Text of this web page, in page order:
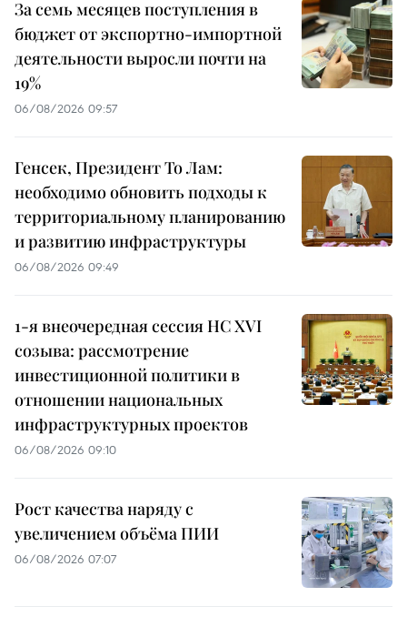
За семь месяцев поступления в
бюджет от экспортно-импортной
деятельности выросли почти на
19%
06/08/2026 09:57
Генсек, Президент То Лам:
необходимо обновить подходы к
территориальному планированию
и развитию инфраструктуры
06/08/2026 09:49
1-я внеочередная сессия НС XVI
созыва: рассмотрение
инвестиционной политики в
отношении национальных
инфраструктурных проектов
06/08/2026 09:10
Рост качества наряду с
увеличением объёма ПИИ
06/08/2026 07:07